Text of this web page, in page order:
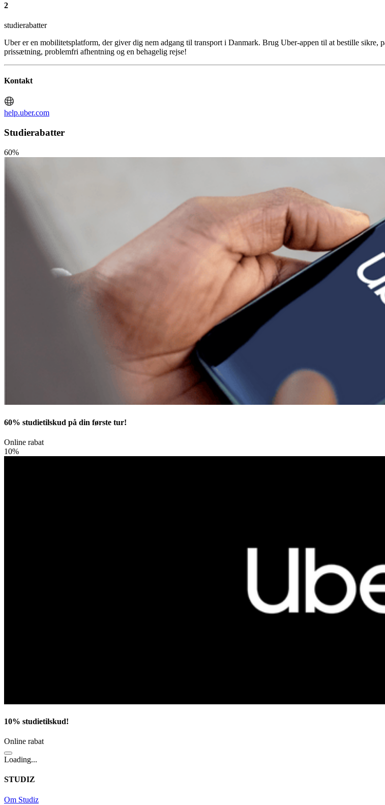
2
studierabatter
Uber er en mobilitetsplatform, der giver dig nem adgang til transport i Danmark. Brug Uber-appen til at bestille
prissætning, problemfri afhentning og en behagelig rejse!
Kontakt
help.uber.com
Studierabatter
60%
60% studietilskud på din første tur!
Online rabat
10%
10% studietilskud!
Online rabat
Loading...
STUDIZ
Om Studiz